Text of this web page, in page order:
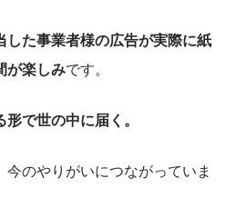
した事業者様の広告が実際に紙
が楽しみです。
で世の中に届く。
のやりがいにつながっていま